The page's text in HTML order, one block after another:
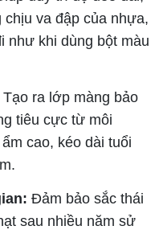
va đập của nhựa,
như khi dùng bột màu
Tạo ra lớp màng bảo
tiêu cực từ môi
cao, kéo dài tuổi
Đảm bảo sắc thái
sau nhiều năm sử